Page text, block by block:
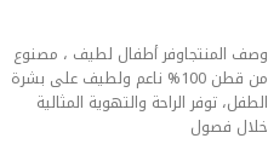
وصف المنتجاوفر أطفال لطيف ، مصنوع
من قطن 100% ناعم ولطيف على بشرة
الطفل، توفر الراحة والتهوية المثالية
خلال فصول